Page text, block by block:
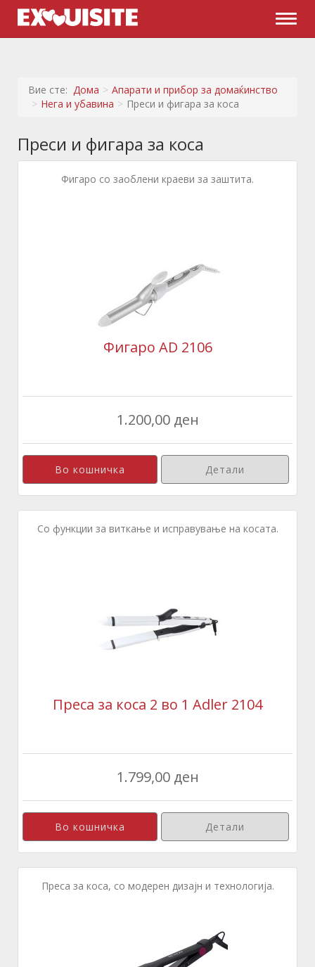
Вие сте: Дома
Апарати и прибор за домаќинство
Нега и убавина
Преси и фигара за коса
Преси и фигара за коса
Фигаро со заоблени краеви за заштита.
Фигаро AD 2106
1.200,00 ден
Детали
Со функции за виткање и исправување на косата.
Преса за коса 2 во 1 Adler 2104
1.799,00 ден
Детали
Преса за коса, со модерен дизајн и технологија.